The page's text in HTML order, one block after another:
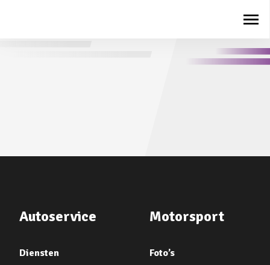
Autoservice
Diensten
Motorsport
Foto’s